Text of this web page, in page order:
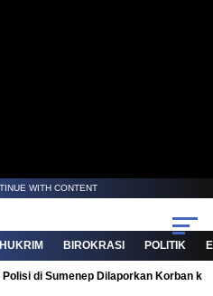
WITH CONTENT
HUKRIM BIROKRASI POLITIK
Polisi di Sumenep Dilaporkan Korban ke